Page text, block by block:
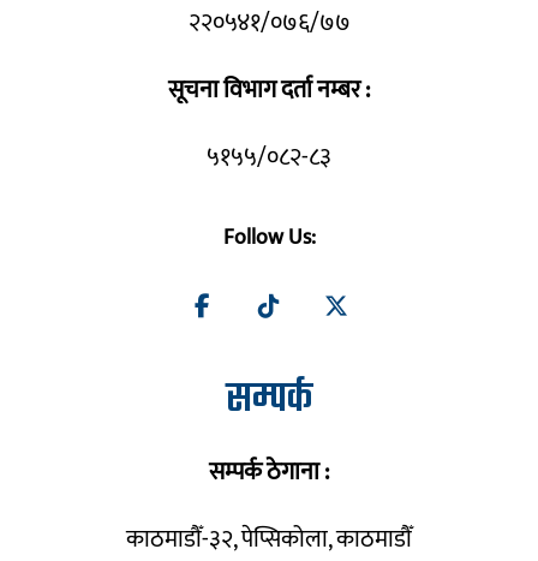
२२०५४१/०७६/७७
सूचना विभाग दर्ता नम्बर :
५१५५/०८२-८३
Follow Us:
सम्पर्क
सम्पर्क ठेगाना :
काठमाडौँ-३२, पेप्सिकोला, काठमाडौँ